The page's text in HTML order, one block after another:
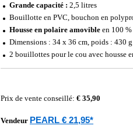
Grande capacité : 2,5 litres
Bouillotte en PVC, bouchon en
Housse en polaire amovible en 100
Dimensions : 34 x 36 cm, poids : 430 g
2 bouillottes pour le cou avec housse
Prix de vente conseillé: € 35,90
Vendeur PEARL € 21,95*